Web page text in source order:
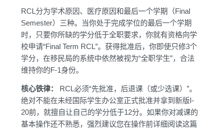
RCL分为学术原因、医疗原因和最后一个学期（Final
Semester）三种。当你处于完成学位的最后一个学期
时，只要你所缺的学分低于全职要求，你就有资格向学
校申请“Final Term RCL”。获得批准后，你即使只修3个
学分，在移民局的系统中依然被视为“全职学生”，合法
维持你的F-1身份。
核心铁律：
RCL必须“先批准，后退课（或少选课）”。
绝对不能在未经国际学生办公室正式批准并拿到新版I-
20前，就擅自让自己的学分低于12分。如果你对减课的
基本操作还不熟悉，强烈建议您在操作前详细阅读这篇